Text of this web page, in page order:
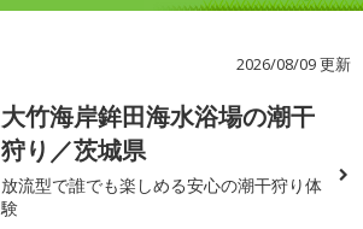
2026/08/09 更新
大竹海岸鉾田海水浴場の潮干
狩り／茨城県
放流型で誰でも楽しめる安心の潮干狩り体
験